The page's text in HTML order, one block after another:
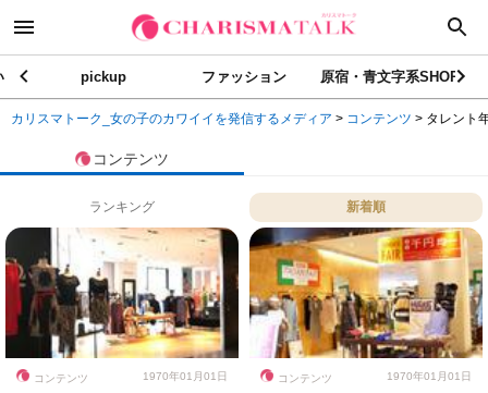
pickup ファッション 原宿・青文字系SHOP
カリスマトーク_女の子のカワイイを発信するメディア > コンテンツ > タレント
コンテンツ
ランキング 新着順
コンテンツ 1970年01月01日 コンテンツ 1970年01月01日